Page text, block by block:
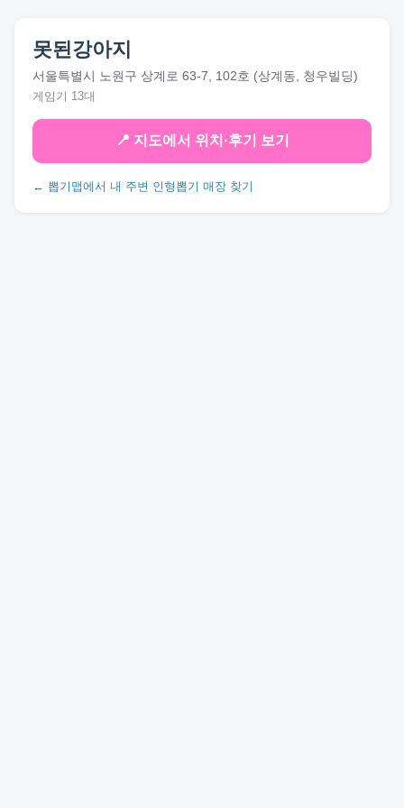
못된강아지
서울특별시 노원구 상계로 63-7, 102호 (상계동, 청우빌딩)
게임기 13대
📍 지도에서 위치·후기 보기
← 뽑기맵에서 내 주변 인형뽑기 매장 찾기